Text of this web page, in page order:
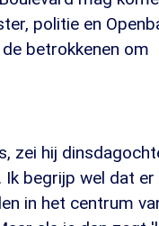
politie en
betrokkenen om
zei hij
begrijp wel dat er
in het centrum